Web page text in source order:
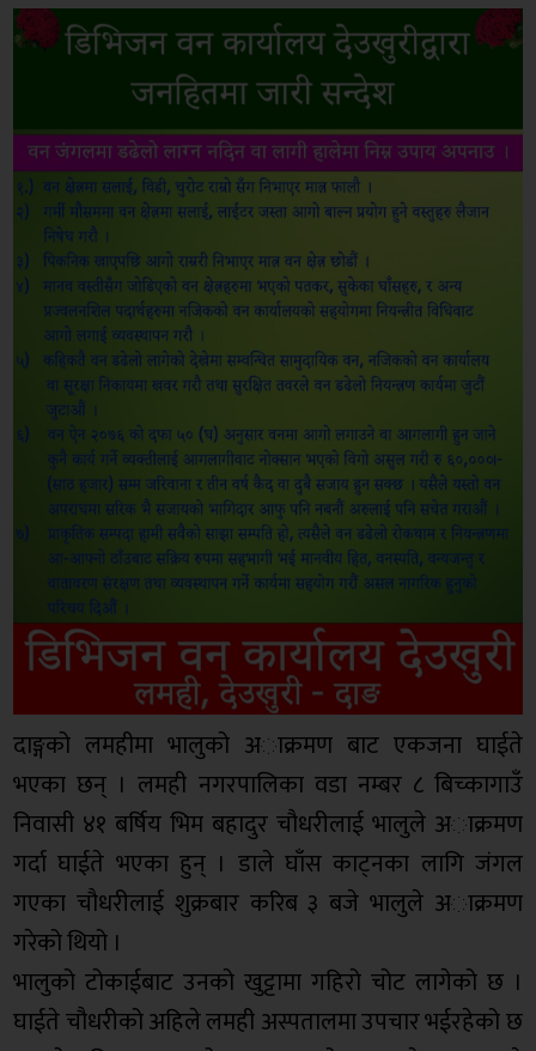
दाङ्गको लमहीमा भालुको अाक्रमण बाट एकजना घाईते
भएका छन् । लमही नगरपालिका वडा नम्बर ८ बिच्कागाउँ
निवासी ४१ बर्षिय भिम बहादुर चौधरीलाई भालुले अाक्रमण
गर्दा घाईते भएका हुन् । डाले घाँस काट्नका लागि जंगल
गएका चौधरीलाई शुक्रबार करिब ३ बजे भालुले अाक्रमण
गरेको थियो ।
भालुको टोकाईबाट उनको खुट्टामा गहिरो चोट लागेको छ ।
घाईते चौधरीको अहिले लमही अस्पतालमा उपचार भईरहेको छ